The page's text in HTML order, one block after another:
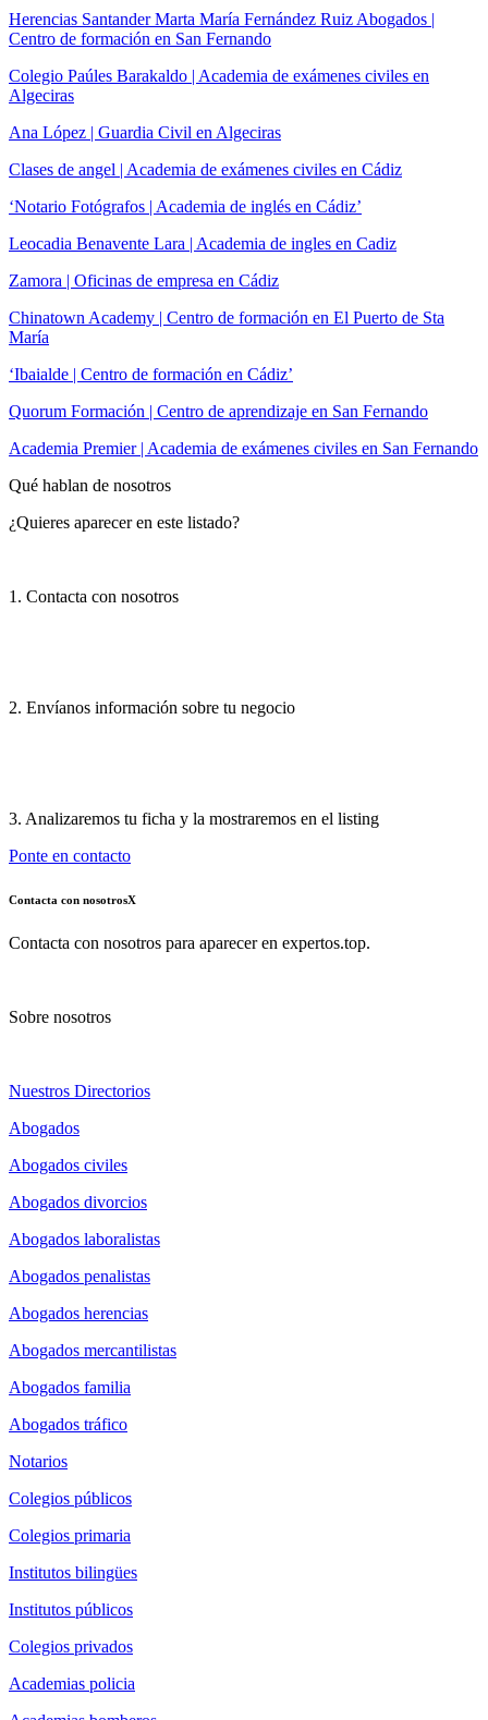
Herencias Santander Marta María Fernández Ruiz Abogados |
Centro de formación en San Fernando
Colegio Paúles Barakaldo | Academia de exámenes civiles en
Algeciras
Ana López | Guardia Civil en Algeciras
Clases de angel | Academia de exámenes civiles en Cádiz
‘Notario Fotógrafos | Academia de inglés en Cádiz’
Leocadia Benavente Lara | Academia de ingles en Cadiz
Zamora | Oficinas de empresa en Cádiz
Chinatown Academy | Centro de formación en El Puerto de Sta
María
‘Ibaialde | Centro de formación en Cádiz’
Quorum Formación | Centro de aprendizaje en San Fernando
Academia Premier | Academia de exámenes civiles en San Fernando
Qué hablan de nosotros
¿Quieres aparecer en este listado?
1. Contacta con nosotros
2. Envíanos información sobre tu negocio
3. Analizaremos tu ficha y la mostraremos en el listing
Ponte en contacto
Contacta con nosotrosX
Contacta con nosotros para aparecer en expertos.top.
Sobre nosotros
Nuestros Directorios
Abogados
Abogados civiles
Abogados divorcios
Abogados laboralistas
Abogados penalistas
Abogados herencias
Abogados mercantilistas
Abogados familia
Abogados tráfico
Notarios
Colegios públicos
Colegios primaria
Institutos bilingües
Institutos públicos
Colegios privados
Academias policia